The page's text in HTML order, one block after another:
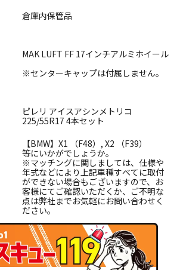
倉庫内保管品
MAK LUFT FF 17インチアルミホイール
※センターキャップは付属しません。
ピレリ アイスアシンメトリコ
225/55R17 4本セット
【BMW】X1 （F48）, X2 （F39）
等にいかがでしょうか。
※マッチングに関しましては、仕様や
年式などにより上記車種すべてに取付
ができない場合もございますので、お
客様にてご確認いただくか、ご不明な
点は弊社までお気軽にお問い合わせく
ださい。